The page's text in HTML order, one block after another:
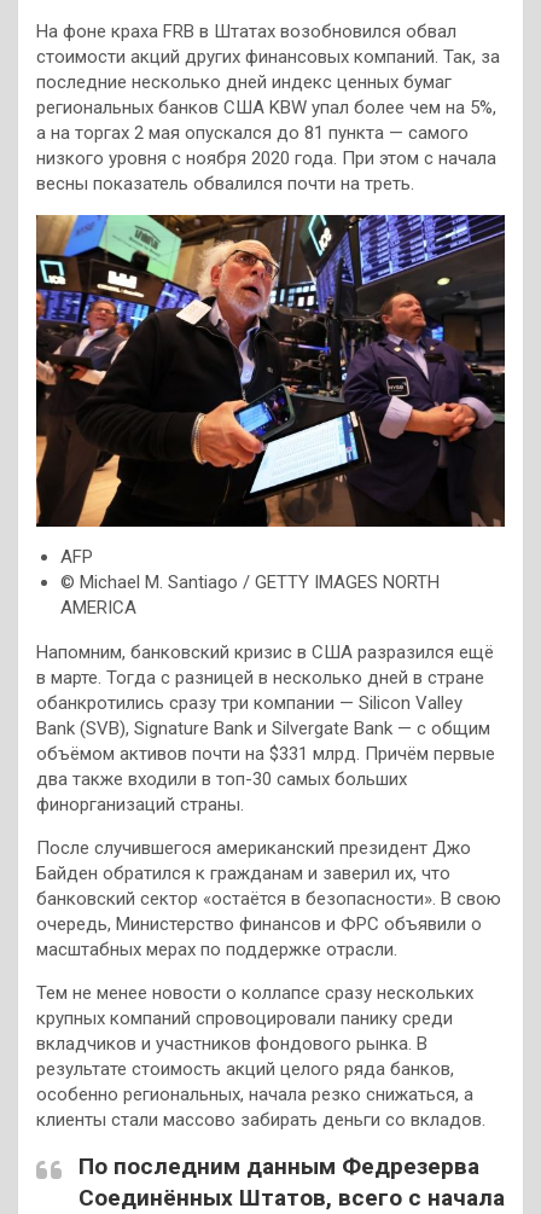
На фоне краха FRB в Штатах возобновился обвал
стоимости акций других финансовых компаний. Так, за
последние несколько дней индекс ценных бумаг
региональных банков США KBW упал более чем на 5%,
а на торгах 2 мая опускался до 81 пункта — самого
низкого уровня с ноября 2020 года. При этом с начала
весны показатель обвалился почти на треть.
AFP
© Michael M. Santiago / GETTY IMAGES NORTH
AMERICA
Напомним, банковский кризис в США разразился ещё
в марте. Тогда с разницей в несколько дней в стране
обанкротились сразу три компании — Silicon Valley
Bank (SVB), Signature Bank и Silvergate Bank — с общим
объёмом активов почти на $331 млрд. Причём первые
два также входили в топ-30 самых больших
финорганизаций страны.
После случившегося американский президент Джо
Байден обратился к гражданам и заверил их, что
банковский сектор «остаётся в безопасности». В свою
очередь, Министерство финансов и ФРС объявили о
масштабных мерах по поддержке отрасли.
Тем не менее новости о коллапсе сразу нескольких
крупных компаний спровоцировали панику среди
вкладчиков и участников фондового рынка. В
результате стоимость акций целого ряда банков,
особенно региональных, начала резко снижаться, а
клиенты стали массово забирать деньги со вкладов.
По последним данным Федрезерва
Соединённых Штатов, всего с начала